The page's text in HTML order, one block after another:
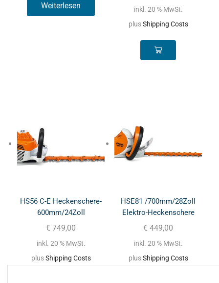
Weiterlesen
inkl. 20 % MwSt.
plusShipping Costs
HS56 C-E Heckenschere-
600mm/24Zoll
€ 749,00
inkl. 20 % MwSt.
plusShipping Costs
HSE81 /700mm/28Zoll
Elektro-Heckenschere
€ 449,00
inkl. 20 % MwSt.
plusShipping Costs